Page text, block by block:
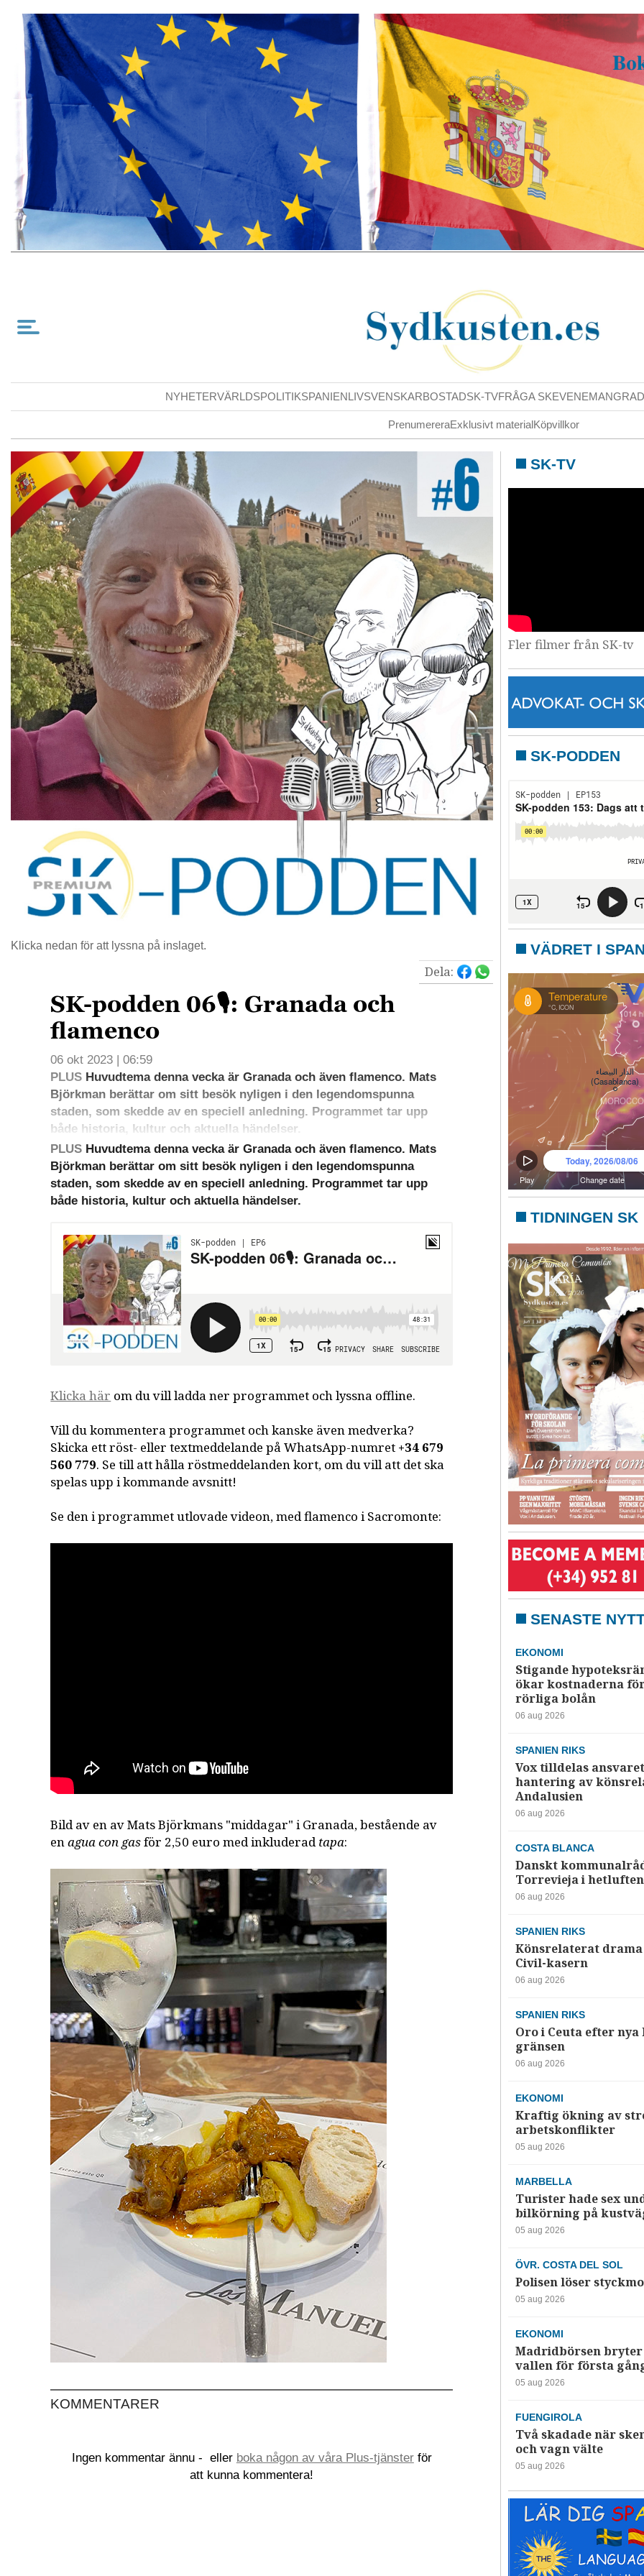
NYHETERVÄRLDSPOLITIKSPANIENLIVSVENSKARBOSTADSK-TVFRÅGA SKEVENEMANG
PrenumereraExklusivt materialKöpvillkor
Klicka nedan för att lyssna på inslaget.
Dela:
SK-podden 06🎙: Granada och
flamenco
06 okt 2023 | 06:59
PLUS Huvudtema denna vecka är Granada och även flamenco. Mats
Björkman berättar om sitt besök nyligen i den legendomspunna
staden, som skedde av en speciell anledning. Programmet tar upp
både historia, kultur och aktuella händelser.
PLUS Huvudtema denna vecka är Granada och även flamenco. Mats
Björkman berättar om sitt besök nyligen i den legendomspunna
staden, som skedde av en speciell anledning. Programmet tar upp
både historia, kultur och aktuella händelser.
Klicka härom du vill ladda ner programmet och lyssna offline.
Vill du kommentera programmet och kanske även medverka?
Skicka ett röst- eller textmeddelande på WhatsApp-numret +34 679
560 779. Se till att hålla röstmeddelanden kort, om du vill att det ska
spelas upp i kommande avsnitt!
Se den i programmet utlovade videon, med flamenco i Sacromonte:
Bild av en av Mats Björkmans "middagar" i Granada, bestående av
enagua con gasför 2,50 euro med inkluderadtapa:
KOMMENTARER
Ingen kommentar ännu - eller boka någon av våra Plus-tjänsterför
att kunna kommentera!
SK-TV
Fler filmer från SK-tv
SK-PODDEN
VÄDRET I
TIDNINGEN SK
SENASTE
EKONOMI
Stigande
ökar kostnaderna
rörliga bolån
06 aug 2026
SPANIEN RIKS
Vox tilldelas
hantering av
Andalusien
06 aug 2026
COSTA BLANCA
Danskt
Torrevieja i hetluften
06 aug 2026
SPANIEN RIKS
Könsrelaterat
Civil-kasern
06 aug 2026
SPANIEN RIKS
Oro i Ceuta efter
gränsen
06 aug 2026
EKONOMI
Kraftig ökning av
arbetskonflikter
05 aug 2026
MARBELLA
Turister hade sex
bilkörning på
05 aug 2026
ÖVR. COSTA DEL SOL
Polisen löser
05 aug 2026
EKONOMI
Madridbörsen bryter
vallen för första
05 aug 2026
FUENGIROLA
Två skadade när
och vagn välte
05 aug 2026